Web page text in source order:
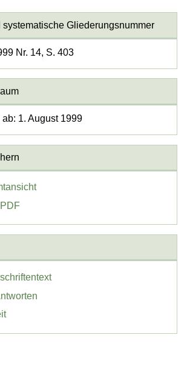
systematische Gliederungsnummer
Nr. 14, S. 403
1. August 1999